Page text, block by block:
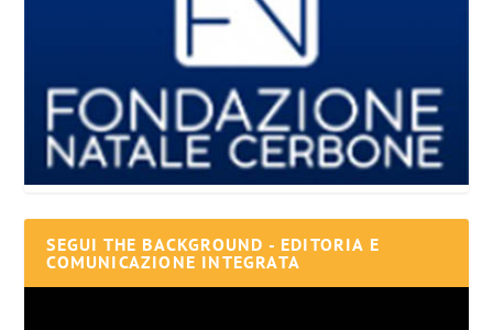
SEGUI THE BACKGROUND - EDITORIA E
COMUNICAZIONE INTEGRATA